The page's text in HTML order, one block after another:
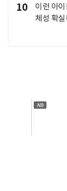
10
이런 아
체성 확